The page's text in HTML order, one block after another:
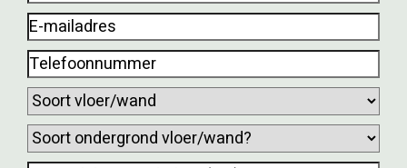
E-
mailadres(Vereist)
Telefoonnummer(Vereist)
Soort
vloer/wand(Vereist)
Soort
ondergrond